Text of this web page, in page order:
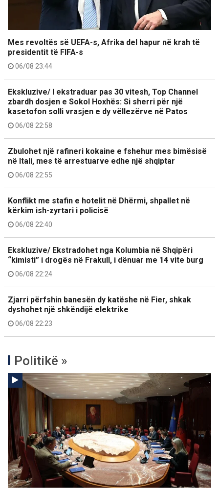
Mes revoltës së UEFA-s, Afrika del hapur në krah të
presidentit të FIFA-s
06/08 23:44
Ekskluzive/ I ekstraduar pas 30 vitesh, Top Channel
zbardh dosjen e Sokol Hoxhës: Si sherri për një
kasetofon solli vrasjen e dy vëllezërve në Patos
06/08 22:58
Zbulohet një rafineri kokaine e fshehur mes bimësisë
në Itali, mes të arrestuarve edhe një shqiptar
06/08 22:55
Konflikt me stafin e hotelit në Dhërmi, shpallet në
kërkim ish-zyrtari i policisë
06/08 22:40
Ekskluzive/ Ekstradohet nga Kolumbia në Shqipëri
“kimisti” i drogës në Frakull, i dënuar me 14 vite burg
06/08 22:24
Zjarri përfshin banesën dy katëshe në Fier, shkak
dyshohet një shkëndijë elektrike
06/08 22:23
Politikë »